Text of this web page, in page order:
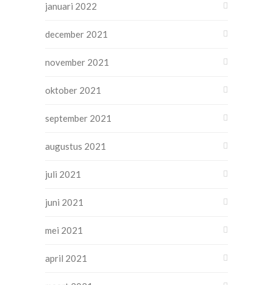
januari 2022
december 2021
november 2021
oktober 2021
september 2021
augustus 2021
juli 2021
juni 2021
mei 2021
april 2021